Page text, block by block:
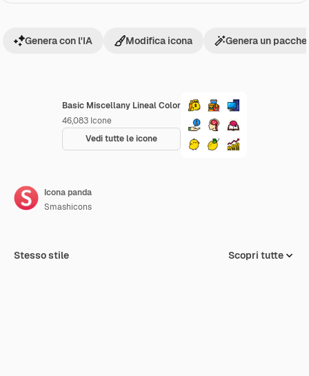
Basic Miscellany Lineal Color
46,083 Icone
Vedi tutte le icone
Genera con l'IA Modifica icona Genera un
Icona panda
Smashicons
Stesso stile Scopri tutte